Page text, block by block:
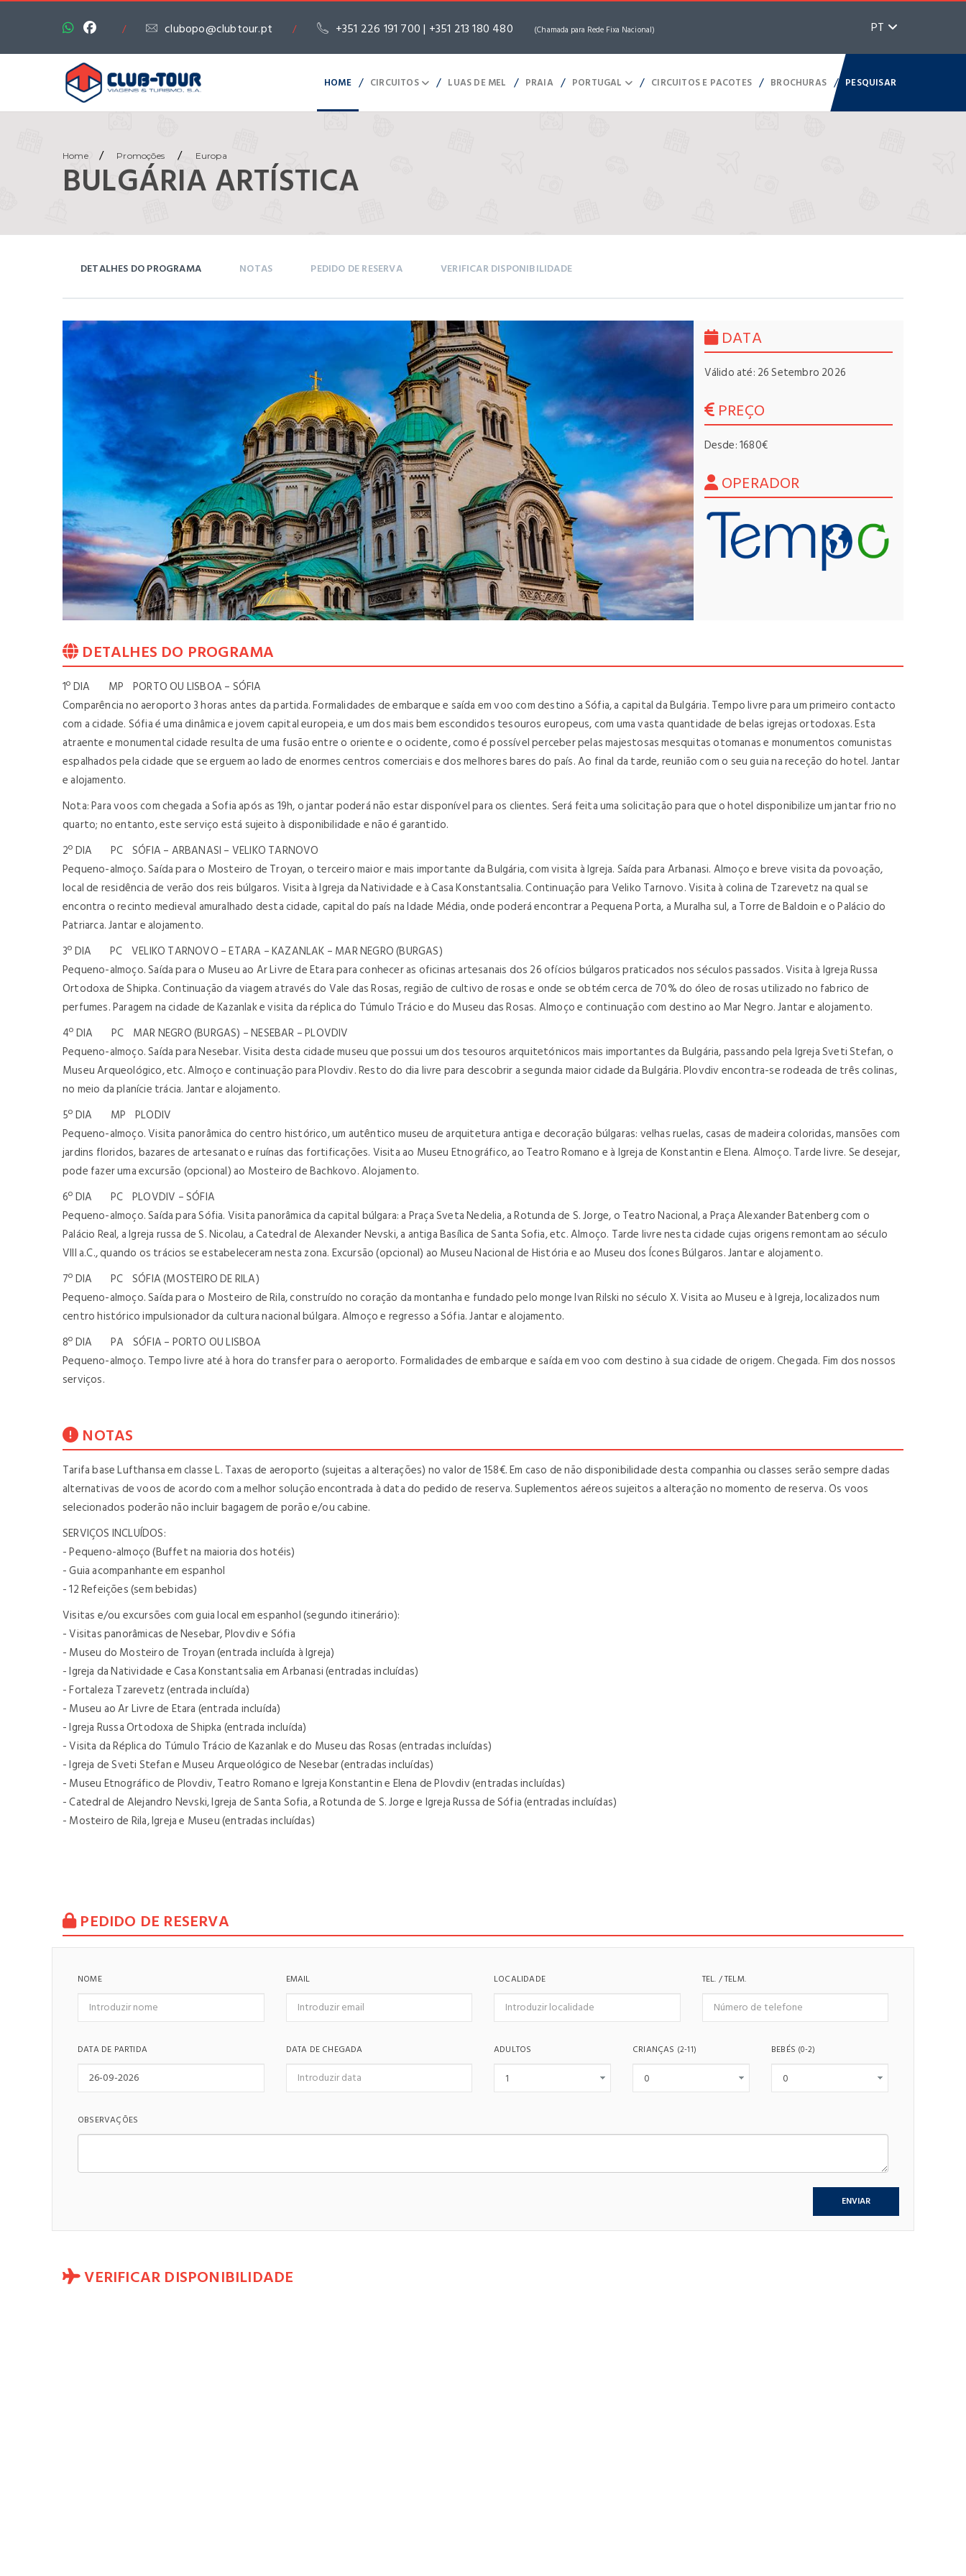
/ clubopo@clubtour.pt / +351 226 191 700 | +351 213 180 480 (Chamada para Rede Fixa Nacional) PT
HOME / CIRCUITOS / LUAS DE MEL / PRAIA / PORTUGAL / CIRCUITOS E PACOTES / BROCHURAS / PESQUISAR
Home / Promoções / Europa
BULGÁRIA ARTÍSTICA
DETALHES DO PROGRAMA NOTAS PEDIDO DE RESERVA VERIFICAR DISPONIBILIDADE
DATA
Válido até: 26 Setembro 2026
PREÇO
Desde: 1680€
OPERADOR
DETALHES DO PROGRAMA
1º DIA MP PORTO OU LISBOA – SÓFIA
Comparência no aeroporto 3 horas antes da partida. Formalidades de embarque e saída em voo com destino a Sófia, a capital da Bulgária. Tempo livre para um primeiro contacto
com a cidade. Sófia é uma dinâmica e jovem capital europeia, e um dos mais bem escondidos tesouros europeus, com uma vasta quantidade de belas igrejas ortodoxas. Esta
atraente e monumental cidade resulta de uma fusão entre o oriente e o ocidente, como é possível perceber pelas majestosas mesquitas otomanas e monumentos comunistas
espalhados pela cidade que se erguem ao lado de enormes centros comerciais e dos melhores bares do país. Ao final da tarde, reunião com o seu guia na receção do hotel. Jantar
e alojamento.
Nota: Para voos com chegada a Sofia após as 19h, o jantar poderá não estar disponível para os clientes. Será feita uma solicitação para que o hotel disponibilize um jantar frio no
quarto; no entanto, este serviço está sujeito à disponibilidade e não é garantido.
2º DIA PC SÓFIA – ARBANASI – VELIKO TARNOVO
Pequeno-almoço. Saída para o Mosteiro de Troyan, o terceiro maior e mais importante da Bulgária, com visita à Igreja. Saída para Arbanasi. Almoço e breve visita da povoação,
local de residência de verão dos reis búlgaros. Visita à Igreja da Natividade e à Casa Konstantsalia. Continuação para Veliko Tarnovo. Visita à colina de Tzarevetz na qual se
encontra o recinto medieval amuralhado desta cidade, capital do país na Idade Média, onde poderá encontrar a Pequena Porta, a Muralha sul, a Torre de Baldoin e o Palácio do
Patriarca. Jantar e alojamento.
3º DIA PC VELIKO TARNOVO – ETARA – KAZANLAK – MAR NEGRO (BURGAS)
Pequeno-almoço. Saída para o Museu ao Ar Livre de Etara para conhecer as oficinas artesanais dos 26 ofícios búlgaros praticados nos séculos passados. Visita à Igreja Russa
Ortodoxa de Shipka. Continuação da viagem através do Vale das Rosas, região de cultivo de rosas e onde se obtém cerca de 70% do óleo de rosas utilizado no fabrico de
perfumes. Paragem na cidade de Kazanlak e visita da réplica do Túmulo Trácio e do Museu das Rosas. Almoço e continuação com destino ao Mar Negro. Jantar e alojamento.
4º DIA PC MAR NEGRO (BURGAS) – NESEBAR – PLOVDIV
Pequeno-almoço. Saída para Nesebar. Visita desta cidade museu que possui um dos tesouros arquitetónicos mais importantes da Bulgária, passando pela Igreja Sveti Stefan, o
Museu Arqueológico, etc. Almoço e continuação para Plovdiv. Resto do dia livre para descobrir a segunda maior cidade da Bulgária. Plovdiv encontra-se rodeada de três colinas,
no meio da planície trácia. Jantar e alojamento.
5º DIA MP PLODIV
Pequeno-almoço. Visita panorâmica do centro histórico, um autêntico museu de arquitetura antiga e decoração búlgaras: velhas ruelas, casas de madeira coloridas, mansões com
jardins floridos, bazares de artesanato e ruínas das fortificações. Visita ao Museu Etnográfico, ao Teatro Romano e à Igreja de Konstantin e Elena. Almoço. Tarde livre. Se desejar,
pode fazer uma excursão (opcional) ao Mosteiro de Bachkovo. Alojamento.
6º DIA PC PLOVDIV – SÓFIA
Pequeno-almoço. Saída para Sófia. Visita panorâmica da capital búlgara: a Praça Sveta Nedelia, a Rotunda de S. Jorge, o Teatro Nacional, a Praça Alexander Batenberg com o
Palácio Real, a Igreja russa de S. Nicolau, a Catedral de Alexander Nevski, a antiga Basílica de Santa Sofia, etc. Almoço. Tarde livre nesta cidade cujas origens remontam ao século
VIII a.C., quando os trácios se estabeleceram nesta zona. Excursão (opcional) ao Museu Nacional de História e ao Museu dos Ícones Búlgaros. Jantar e alojamento.
7º DIA PC SÓFIA (MOSTEIRO DE RILA)
Pequeno-almoço. Saída para o Mosteiro de Rila, construído no coração da montanha e fundado pelo monge Ivan Rilski no século X. Visita ao Museu e à Igreja, localizados num
centro histórico impulsionador da cultura nacional búlgara. Almoço e regresso a Sófia. Jantar e alojamento.
8º DIA PA SÓFIA – PORTO OU LISBOA
Pequeno-almoço. Tempo livre até à hora do transfer para o aeroporto. Formalidades de embarque e saída em voo com destino à sua cidade de origem. Chegada. Fim dos nossos
serviços.
NOTAS
Tarifa base Lufthansa em classe L. Taxas de aeroporto (sujeitas a alterações) no valor de 158€. Em caso de não disponibilidade desta companhia ou classes serão sempre dadas
alternativas de voos de acordo com a melhor solução encontrada à data do pedido de reserva. Suplementos aéreos sujeitos a alteração no momento de reserva. Os voos
selecionados poderão não incluir bagagem de porão e/ou cabine.
SERVIÇOS INCLUÍDOS:
- Pequeno-almoço (Buffet na maioria dos hotéis)
- Guia acompanhante em espanhol
- 12 Refeições (sem bebidas)
Visitas e/ou excursões com guia local em espanhol (segundo itinerário):
- Visitas panorâmicas de Nesebar, Plovdiv e Sófia
- Museu do Mosteiro de Troyan (entrada incluída à Igreja)
- Igreja da Natividade e Casa Konstantsalia em Arbanasi (entradas incluídas)
- Fortaleza Tzarevetz (entrada incluída)
- Museu ao Ar Livre de Etara (entrada incluída)
- Igreja Russa Ortodoxa de Shipka (entrada incluída)
- Visita da Réplica do Túmulo Trácio de Kazanlak e do Museu das Rosas (entradas incluídas)
- Igreja de Sveti Stefan e Museu Arqueológico de Nesebar (entradas incluídas)
- Museu Etnográfico de Plovdiv, Teatro Romano e Igreja Konstantin e Elena de Plovdiv (entradas incluídas)
- Catedral de Alejandro Nevski, Igreja de Santa Sofia, a Rotunda de S. Jorge e Igreja Russa de Sófia (entradas incluídas)
- Mosteiro de Rila, Igreja e Museu (entradas incluídas)
PEDIDO DE RESERVA
NOME EMAIL LOCALIDADE TEL. / TELM.
DATA DE PARTIDA DATA DE CHEGADA ADULTOS CRIANÇAS (2-11) BEBÉS (0-2)
OBSERVAÇÕES
VERIFICAR DISPONIBILIDADE